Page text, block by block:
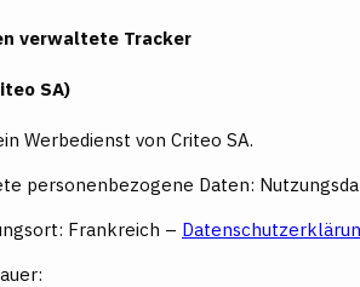
verwaltete Tracker
SA)
Werbedienst von Criteo SA.
personenbezogene Daten:
Frankreich –